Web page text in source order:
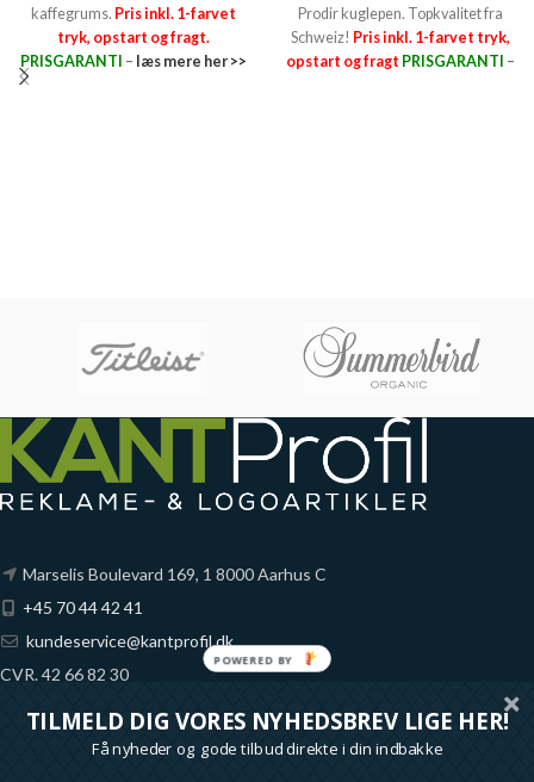
kaffegrums. Pris inkl. 1-farvet
tryk, opstart og fragt.
PRISGARANTI – læs mere her >>
Prodir kuglepen. Topkvalitet fra
Schweiz! Pris inkl. 1-farvet tryk,
opstart og fragt PRISGARANTI –
Marselis Boulevard 169, 1 8000 Aarhus C
+45 70 44 42 41
kundeservice@kantprofil.dk
CVR. 42 66 82 30
Reg. 6851 Konto 1065689
TILMELD DIG VORES NYHEDSBREV LIGE HER!
Få nyheder og gode tilbud direkte i din indbakke
POWERED BY